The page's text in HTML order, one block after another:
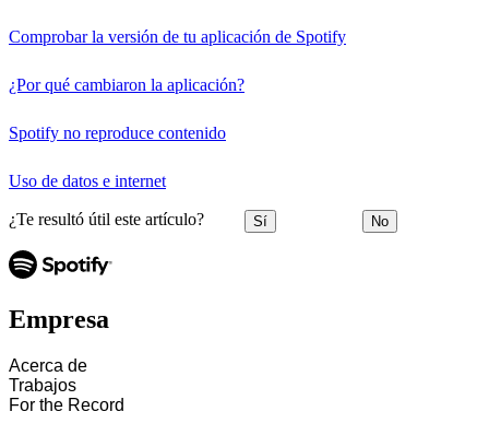
Comprobar la versión de tu aplicación de Spotify
¿Por qué cambiaron la aplicación?
Spotify no reproduce contenido
Uso de datos e internet
¿Te resultó útil este artículo? Sí No
Empresa
Acerca de
Trabajos
For the Record